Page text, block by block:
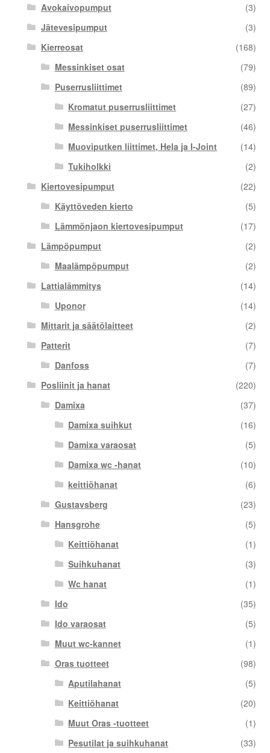
Avokaivopumput
(3)
Jätevesipumput
(3)
Kierreosat
(168)
Messinkiset osat
(79)
Puserrusliittimet
(89)
Kromatut puserrusliittimet
(27)
Messinkiset puserrusliittimet
(46)
Muoviputken liittimet, Hela ja I-Joint
(14)
Tukiholkki
(2)
Kiertovesipumput
(22)
Käyttöveden kierto
(5)
Lämmönjaon kiertovesipumput
(17)
Lämpöpumput
(2)
Maalämpöpumput
(2)
Lattialämmitys
(14)
Uponor
(14)
Mittarit ja säätölaitteet
(2)
Patterit
(7)
Danfoss
(7)
Posliinit ja hanat
(220)
Damixa
(37)
Damixa suihkut
(16)
Damixa varaosat
(5)
Damixa wc -hanat
(10)
keittiöhanat
(6)
Gustavsberg
(23)
Hansgrohe
(5)
Keittiöhanat
(1)
Suihkuhanat
(3)
Wc hanat
(1)
Ido
(35)
Ido varaosat
(5)
Muut wc-kannet
(1)
Oras tuotteet
(98)
Aputilahanat
(5)
Keittiöhanat
(20)
Muut Oras -tuotteet
(1)
Pesutilat ja suihkuhanat
(33)